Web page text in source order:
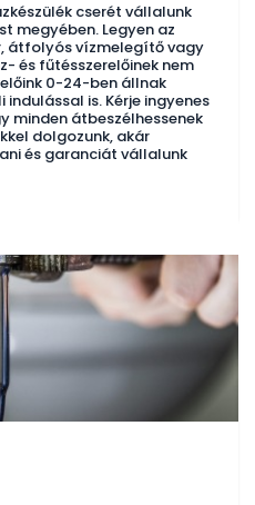
cserét vállalunk
megyében. Legyen az
átfolyós vízmelegítő vagy
és fűtésszerelőinek nem
0-24-ben állnak
is. Kérje ingyenes
minden átbeszélhessenek
dolgozunk, akár
és garanciát vállalunk